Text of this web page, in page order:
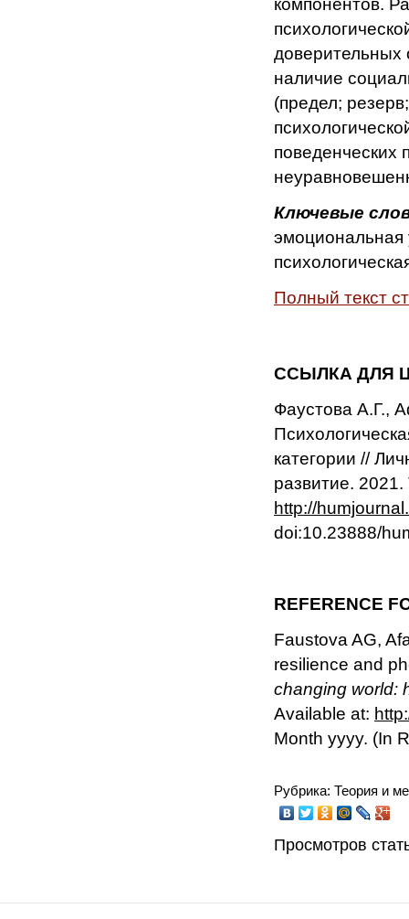
доверительных
наличие
(предел;
поведенческих
Ключевые
эмоциональная
Полный текст
ССЫЛКА ДЛЯ
Фаустова А.Г.,
категории //
развитие.
http://humjournal.
doi:10.23888/
REFERENCE
Faustova AG,
resilience and
changing world:
Available at:
Month yyyy. (In
Рубрика: Теория и
Просмотров